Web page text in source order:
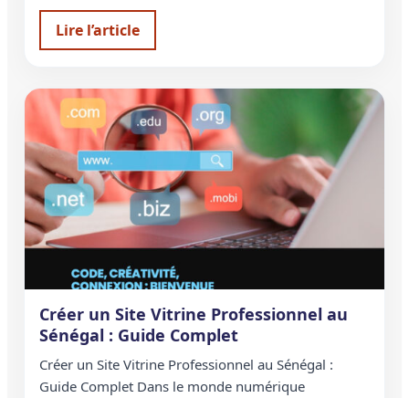
Lire l’article
Créer un Site Vitrine Professionnel au
Sénégal : Guide Complet
Créer un Site Vitrine Professionnel au Sénégal :
Guide Complet Dans le monde numérique